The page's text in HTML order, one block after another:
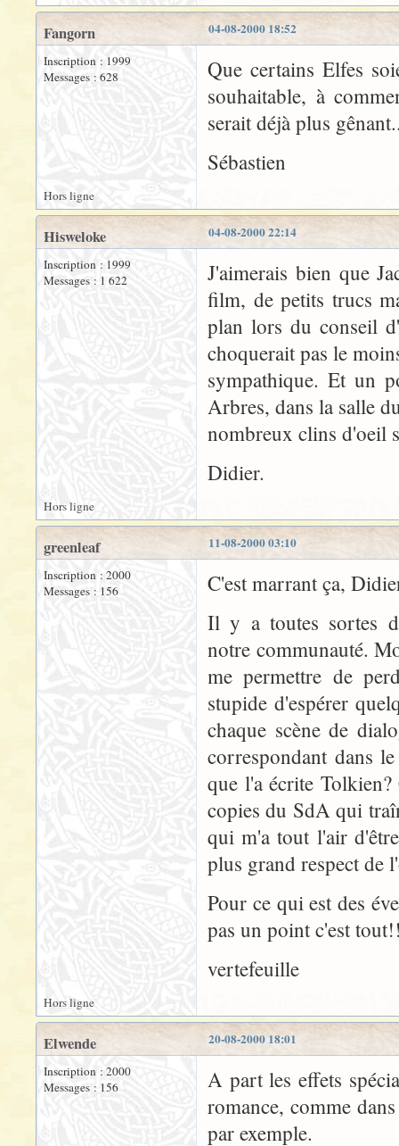
04-08-2000 18:52
Fangorn
Inscription : 1999
Messages : 628
Que certains Elfes
souhaitable, à
serait déjà plus
Sébastien
Hors ligne
04-08-2000 22:14
Hisweloke
Inscription : 1999
Messages : 1 622
J'aimerais bien que
film, de petits trucs
plan lors du conseil
choquerait pas le
sympathique. Et un
Arbres, dans la salle
nombreux clins d'oeil
Didier.
Hors ligne
11-08-2000 03:10
greenleaf
Inscription : 2000
Messages : 156
C'est marrant ça,
Il y a toutes sortes
notre communauté.
me permettre de
stupide d'espérer
chaque scène de
correspondant dans
que l'a écrite
copies du SdA qui
qui m'a tout l'air
plus grand respect de
Pour ce qui est des
pas un point c'est
vertefeuille
Hors ligne
20-08-2000 18:01
Elwende
Inscription : 2000
Messages : 156
A part les effets
romance, comme
par exemple.